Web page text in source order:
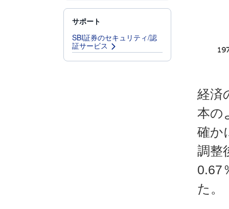
サポート
SBI証券のセキュリティ/認
証サービス
経済
本の
確か
調整
0.67
た。